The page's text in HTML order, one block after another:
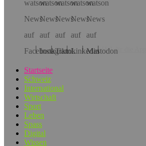
Hol dir die App!
Startseite
Schweiz
International
Wirtschaft
Sport
Leben
Spass
Digital
Wissen